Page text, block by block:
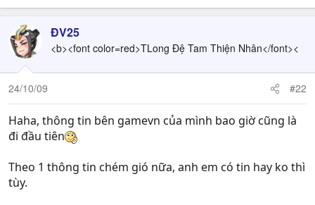
ĐV25
<b><font color=red>TLong Đệ Tam Thiện Nhân</font><
24/10/09 #22
Haha, thông tin bên gamevn của mình bao giờ cũng là
đi đầu tiên
Theo 1 thông tin chém gió nữa, anh em có tin hay ko thì
tùy.